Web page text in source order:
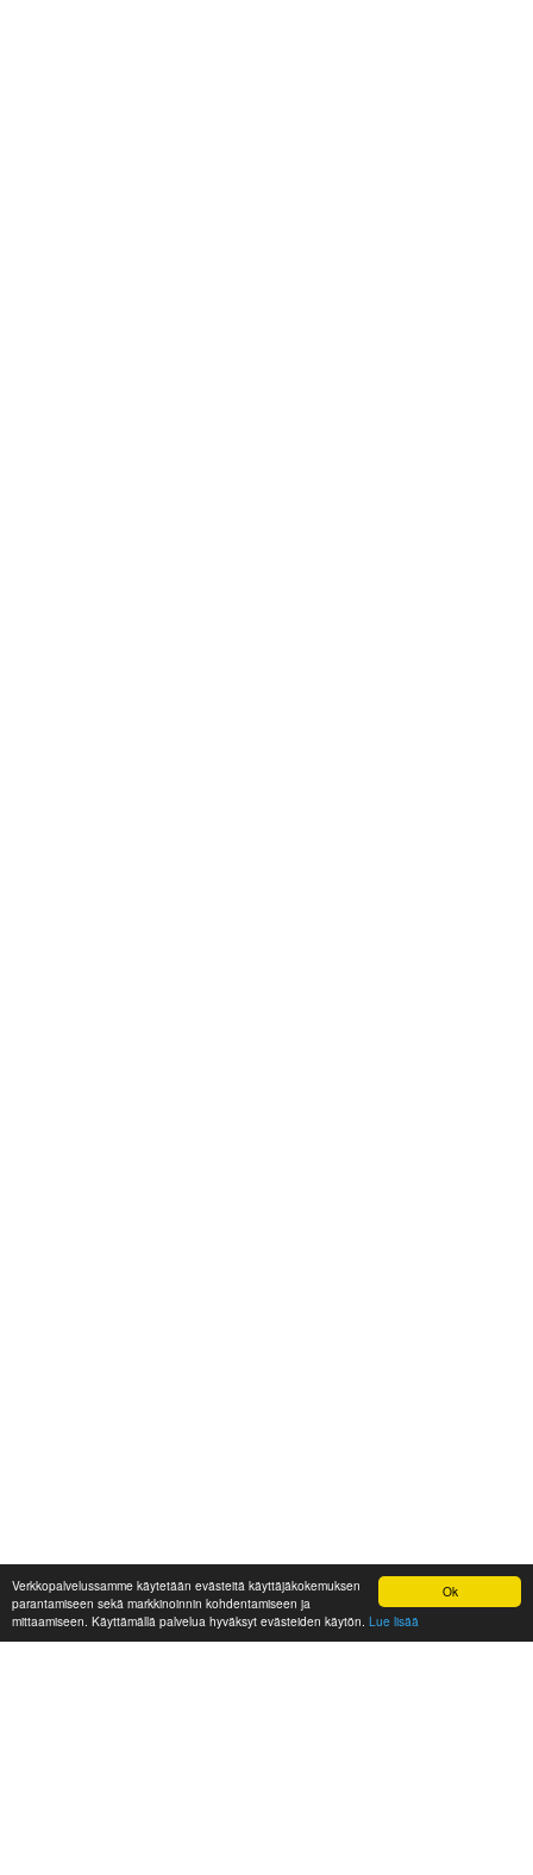
Ok
Verkkopalvelussamme käytetään evästeitä käyttäjäkokemuksen
parantamiseen sekä markkinoinnin kohdentamiseen ja
mittaamiseen. Käyttämällä palvelua hyväksyt evästeiden käytön. Lue lisää